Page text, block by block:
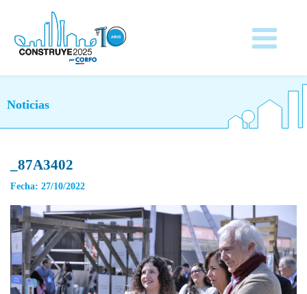
Noticias
_87A3402
Fecha: 27/10/2022